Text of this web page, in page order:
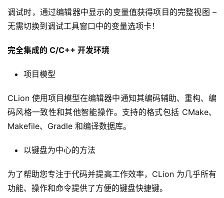
调试时，通过编辑器中显示的变量值获得项目的完整视图 –
无需切换到调试工具窗口中的变量选项卡！
完全集成的 C/C++ 开发环境
项目模型
CLion 使用项目模型在编辑器中通知其编码辅助、重构、编
码风格一致性和其他智能操作。支持的格式包括 CMake、
Makefile、Gradle 和编译数据库。
以键盘为中心的方法
为了帮助您专注于代码并提高工作效率，CLion 为几乎所有
功能、操作和命令提供了方便的键盘快捷键。